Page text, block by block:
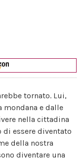
tornato. Lui,
mondana e dalle
nella cittadina
di essere diventato
della nostra
diventare una